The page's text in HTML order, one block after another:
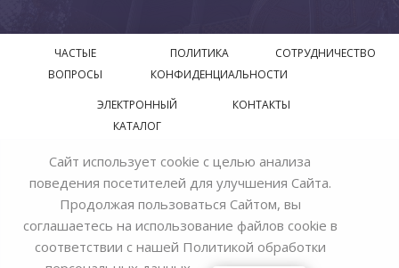
ЧАСТЫЕ
ВОПРОСЫ
ПОЛИТИКА
КОНФИДЕНЦИАЛЬНОСТИ
СОТРУДНИЧЕСТВО
ЭЛЕКТРОННЫЙ
КАТАЛОГ
КОНТАКТЫ
© 2018—2026 Официальный сайт завода производителя
Bohemia Ivele Crystal
Сайт использует cookie с целью анализа
поведения посетителей для улучшения Сайта.
Продолжая пользоваться Сайтом, вы
соглашаетесь на использование файлов cookie в
соответствии с нашей Политикой обработки